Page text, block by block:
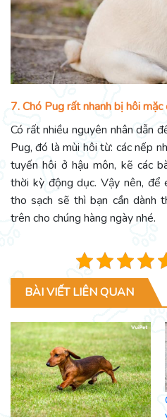
7. Chó Pug rất nhanh bị hôi
Có rất nhiều nguyên nhân dẫn
Pug, đó là mùi hôi từ: các nếp
tuyến hôi ở hậu môn, kẽ các
thời kỳ động dục. Vậy nên, để
tho sạch sẽ thì bạn cần dành
trên cho chúng hàng ngày nhé.
BÀI VIẾT LIÊN QUAN